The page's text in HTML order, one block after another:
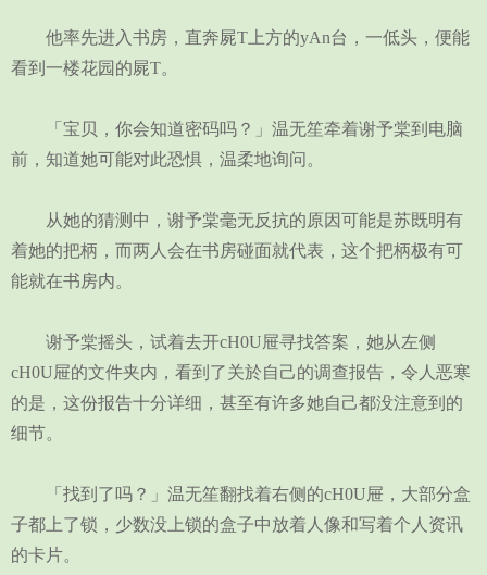
他率先进入书房，直奔屍T上方的yAn台，一低头，便能
看到一楼花园的屍T。
「宝贝，你会知道密码吗？」温无笙牵着谢予棠到电脑
前，知道她可能对此恐惧，温柔地询问。
从她的猜测中，谢予棠毫无反抗的原因可能是苏既明有
着她的把柄，而两人会在书房碰面就代表，这个把柄极有可
能就在书房内。
谢予棠摇头，试着去开cH0U屉寻找答案，她从左侧
cH0U屉的文件夹内，看到了关於自己的调查报告，令人恶寒
的是，这份报告十分详细，甚至有许多她自己都没注意到的
细节。
「找到了吗？」温无笙翻找着右侧的cH0U屉，大部分盒
子都上了锁，少数没上锁的盒子中放着人像和写着个人资讯
的卡片。